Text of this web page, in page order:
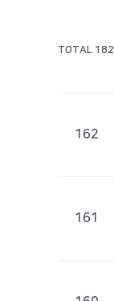
TOTAL 182
162
161